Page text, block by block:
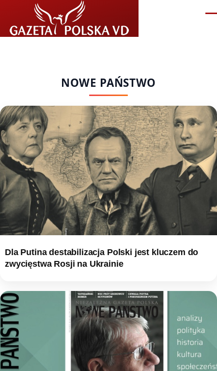
Przejdź do treści
NOWE PAŃSTWO
Dla Putina destabilizacja Polski jest kluczem do
zwycięstwa Rosji na Ukrainie